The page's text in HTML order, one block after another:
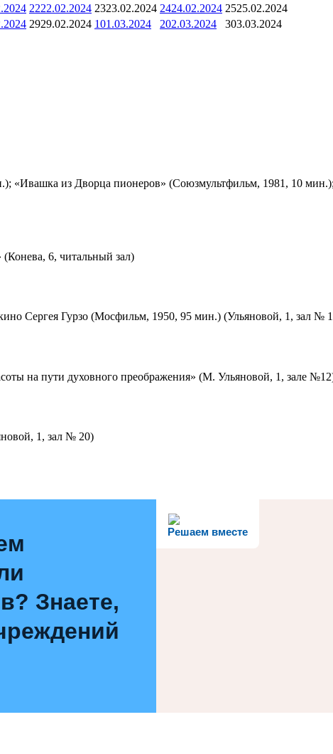
2222.02.2024 2323.02.2024 2424.02.2024 2525.02.2024
2929.02.2024 101.03.2024 202.03.2024 303.03.2024
«Ивашка из Дворца пионеров» (Союзмультфильм, 1981, 10
6, читальный зал)
Сергея Гурзо (Мосфильм, 1950, 95 мин.) (Ульяновой, 1, зал №
на пути духовного преображения» (М. Ульяновой, 1, зале
1, зал № 20)
Решаем вместе
Знаете,